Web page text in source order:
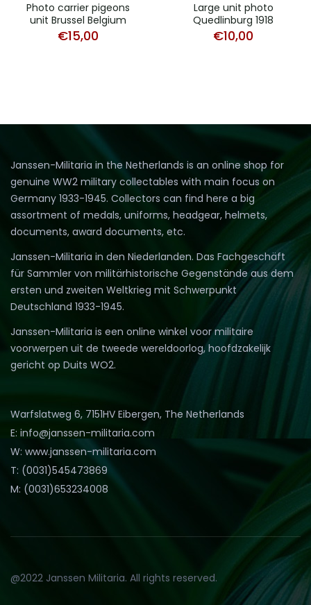
Photo carrier pigeons
unit Brussel Belgium
€15,00
Large unit photo
Quedlinburg 1918
€10,00
Janssen-Militaria in the Netherlands is an online shop for
genuine WW2 military collectables with main focus on
Germany 1933-1945. Collectors can find here a big
assortment of medals, uniforms, headgear, helmets,
documents, award documents, etc.
Janssen-Militaria in den Niederlanden. Das Fachgeschäft
für Sammler von militärhistorische Gegenstände aus dem
ersten und zweiten Weltkrieg mit Schwerpunkt
Deutschland 1933-1945.
Janssen-Militaria is een online winkel voor militaire
voorwerpen uit de tweede wereldoorlog, hoofdzakelijk
gericht op Duits WO2.
Warfslatweg 6, 7151HV Eibergen, The Netherlands
E: info@janssen-militaria.com
W: www.janssen-militaria.com
T: (0031)545473869
M: (0031)653234008
@2022 Janssen Militaria. All rights reserved.